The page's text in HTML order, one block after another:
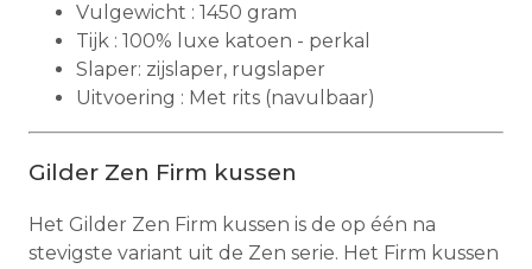
Vulgewicht : 1450 gram
Tijk : 100% luxe katoen - perkal
Slaper: zijslaper, rugslaper
Uitvoering : Met rits (navulbaar)
Gilder Zen Firm kussen
Het Gilder Zen Firm kussen is de op één na
stevigste variant uit de Zen serie. Het Firm kussen